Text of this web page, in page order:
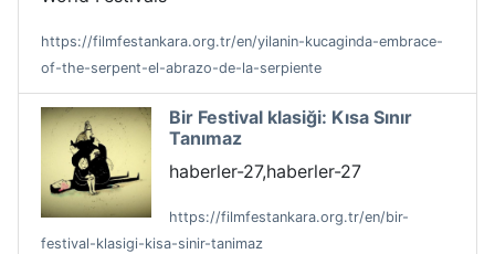
https://filmfestankara.org.tr/en/yilanin-kucaginda-embrace-
of-the-serpent-el-abrazo-de-la-serpiente
Bir Festival klasiği: Kısa Sınır
Tanımaz
haberler-27,haberler-27
https://filmfestankara.org.tr/en/bir-
festival-klasigi-kisa-sinir-tanimaz